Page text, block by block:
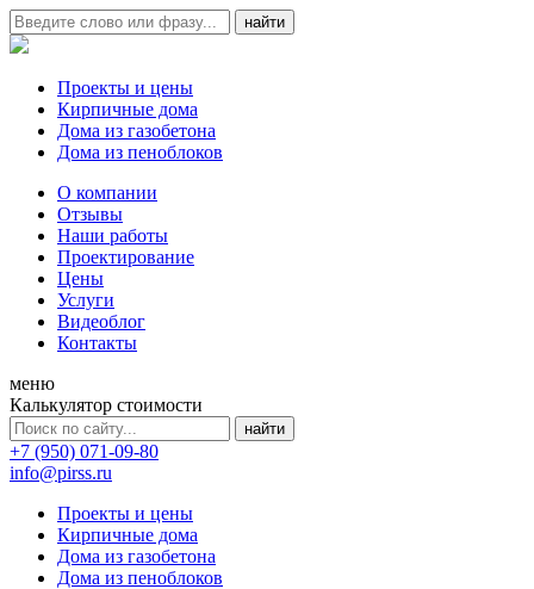
Проекты и цены
Кирпичные дома
Дома из газобетона
Дома из пеноблоков
О компании
Отзывы
Наши работы
Проектирование
Цены
Услуги
Видеоблог
Контакты
меню
Калькулятор стоимости
+7 (950) 071-09-80
info@pirss.ru
Проекты и цены
Кирпичные дома
Дома из газобетона
Дома из пеноблоков